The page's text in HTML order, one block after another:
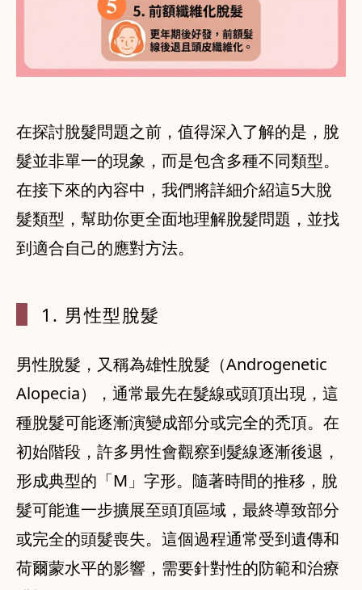
在探討脫髮問題之前，值得深入了解的是，脫
髮並非單一的現象，而是包含多種不同類型。
在接下來的內容中，我們將詳細介紹這5大脫
髮類型，幫助你更全面地理解脫髮問題，並找
到適合自己的應對方法。
1. 男性型脫髮
男性脫髮，又稱為雄性脫髮（Androgenetic
Alopecia），通常最先在髮線或頭頂出現，這
種脫髮可能逐漸演變成部分或完全的禿頂。在
初始階段，許多男性會觀察到髮線逐漸後退，
形成典型的「M」字形。隨著時間的推移，脫
髮可能進一步擴展至頭頂區域，最終導致部分
或完全的頭髮喪失。這個過程通常受到遺傳和
荷爾蒙水平的影響，需要針對性的防範和治療